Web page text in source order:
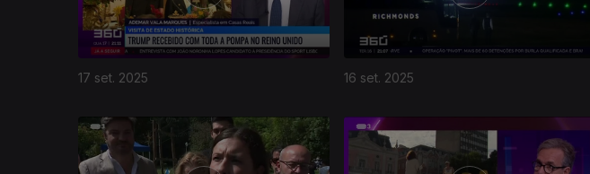
17 set. 2025 16 set. 2025